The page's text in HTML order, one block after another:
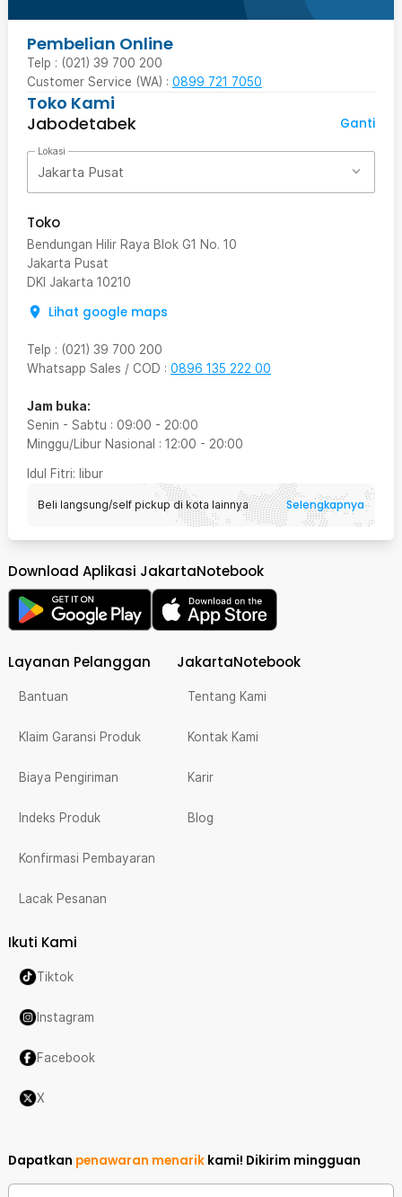
Pembelian Online
Telp : (021) 39 700 200
Customer Service (WA) : 0899 721 7050
Toko Kami
Jabodetabek
Ganti
Lokasi
Jakarta Pusat
Toko
Bendungan Hilir Raya Blok G1 No. 10
Jakarta Pusat
DKI Jakarta 10210
Lihat google maps
Telp : (021) 39 700 200
Whatsapp Sales / COD : 0896 135 222 00
Jam buka:
Senin - Sabtu : 09:00 - 20:00
Minggu/Libur Nasional : 12:00 - 20:00
Idul Fitri: libur
Beli langsung/self pickup di kota lainnya Selengkapnya
Download Aplikasi JakartaNotebook
Layanan Pelanggan
Bantuan
Klaim Garansi Produk
Biaya Pengiriman
Indeks Produk
Konfirmasi Pembayaran
Lacak Pesanan
JakartaNotebook
Tentang Kami
Kontak Kami
Karir
Blog
Ikuti Kami
Tiktok
Instagram
Facebook
X
Dapatkan penawaran menarik kami! Dikirim mingguan